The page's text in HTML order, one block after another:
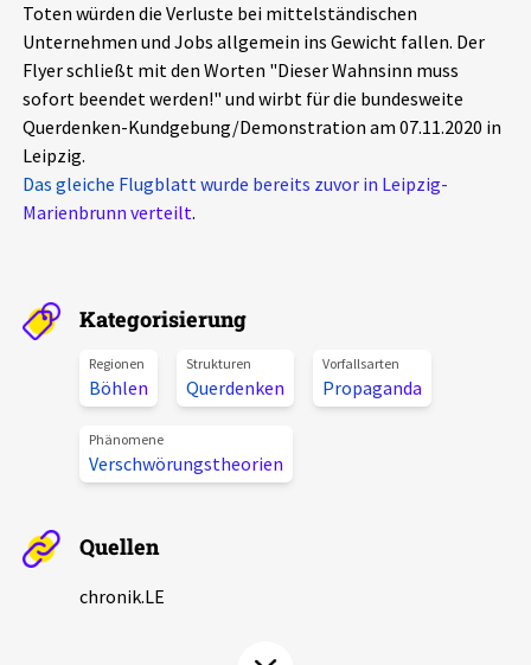
Schlaglichter
Phänomene
Aktuelles
Alle Beiträge
Pressemitteilungen
Podcasts
Projektbeschreibung
Unterstützer_innen
Spenden
chronik.LE in der Presse
Toten würden die Verluste bei mittelständischen
Unternehmen und Jobs allgemein ins Gewicht fallen. Der
Flyer schließt mit den Worten "Dieser Wahnsinn muss
sofort beendet werden!" und wirbt für die bundesweite
Querdenken-Kundgebung/Demonstration am 07.11.2020 in
Leipzig.
Das gleiche Flugblatt wurde bereits zuvor in Leipzig-
Marienbrunn verteilt.
Kategorisierung
Regionen
Böhlen
Strukturen
Querdenken
Vorfallsarten
Propaganda
Phänomene
Verschwörungstheorien
Quellen
chronik.LE